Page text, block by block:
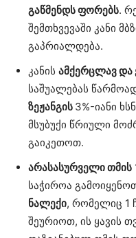
გაწმენდს ფორებს.
შემთხვევაში კანი
გაპრიალდება.
კანის ამქერცლავ და
საშუალებას
ზეჟანგის 3%-იანი
მსუბუქი წრიული
გაიკეთოთ.
არასასურველი თმის
საჭიროა
ნალექი, რომელიც 1
შეურიოთ, ის ყავის